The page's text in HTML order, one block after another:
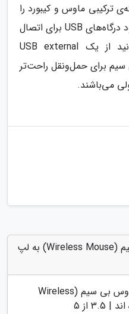
ترکیبی ماوس و کیبورد را
خریداری نمایید. اگر نگران کمبود درگاه‌های USB برای اتصال
وسایل جانبی هستید می‌توانید از یک USB external
برای حمل‌و‌نقل راحت‌تر
می‌باشند.
به "راهنمای اتصال ماوس بی سیم (Wireless Mouse) به لپ
راهنمای اتصال ماوس بی سیم (Wireless
اند | 3.5 از 5